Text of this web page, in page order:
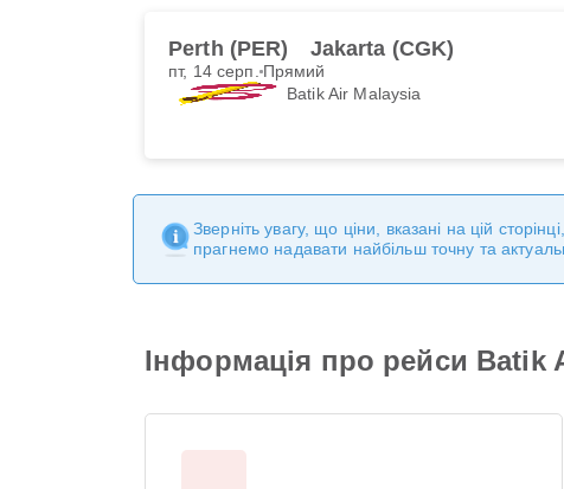
Perth (PER) Jakarta (CGK)
пт, 14 серп. Прямий
Batik Air Malaysia
Зверніть увагу, що ціни, вказані на цій
прагнемо надавати найбільш точну та
Інформація про рейси Batik